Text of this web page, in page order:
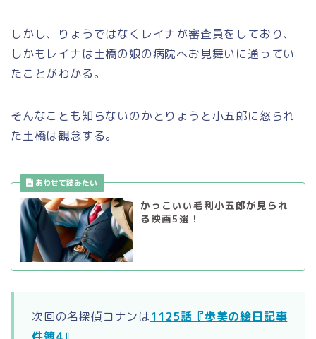
しかし、りょうではなくレイナが審査員をしており、
しかもレイナは土橋の娘の病院へお見舞いに通ってい
たことがわかる。
そんなことも知らないのかとりょうと小五郎に怒られ
た土橋は観念する。
かっこいい毛利小五郎が見られ
る映画5選！
次回の名探偵コナンは1125話『歩美の絵日記事